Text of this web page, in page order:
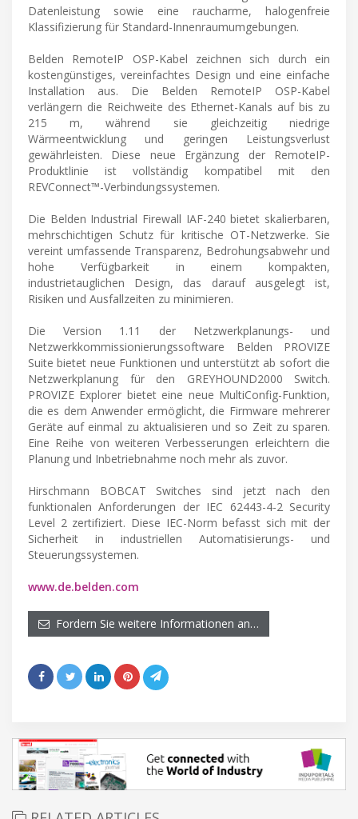
Datenleistung sowie eine raucharme, halogenfreie
Klassifizierung für Standard-Innenraumumgebungen.
Belden RemoteIP OSP-Kabel zeichnen sich durch ein
kostengünstiges, vereinfachtes Design und eine einfache
Installation aus. Die Belden RemoteIP OSP-Kabel
verlängern die Reichweite des Ethernet-Kanals auf bis zu
215 m, während sie gleichzeitig niedrige
Wärmeentwicklung und geringen Leistungsverlust
gewährleisten. Diese neue Ergänzung der RemoteIP-
Produktlinie ist vollständig kompatibel mit den
REVConnect™-Verbindungssystemen.
Die Belden Industrial Firewall IAF-240 bietet skalierbaren,
mehrschichtigen Schutz für kritische OT-Netzwerke. Sie
vereint umfassende Transparenz, Bedrohungsabwehr und
hohe Verfügbarkeit in einem kompakten,
industrietauglichen Design, das darauf ausgelegt ist,
Risiken und Ausfallzeiten zu minimieren.
Die Version 1.11 der Netzwerkplanungs- und
Netzwerkkommissionierungssoftware Belden PROVIZE
Suite bietet neue Funktionen und unterstützt ab sofort die
Netzwerkplanung für den GREYHOUND2000 Switch.
PROVIZE Explorer bietet eine neue MultiConfig-Funktion,
die es dem Anwender ermöglicht, die Firmware mehrerer
Geräte auf einmal zu aktualisieren und so Zeit zu sparen.
Eine Reihe von weiteren Verbesserungen erleichtern die
Planung und Inbetriebnahme noch mehr als zuvor.
Hirschmann BOBCAT Switches sind jetzt nach den
funktionalen Anforderungen der IEC 62443-4-2 Security
Level 2 zertifiziert. Diese IEC-Norm befasst sich mit der
Sicherheit in industriellen Automatisierungs- und
Steuerungssystemen.
www.de.belden.com
Fordern Sie weitere Informationen an…